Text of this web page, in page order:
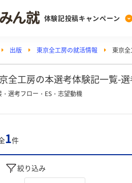
体験記投稿キャンペーン
Post
投稿する
ランキング
Vote
PickUp
注目の企業
出版 東京全工房の就活情報 東京
全工房の本選考体験記一覧-選
・選考フロー・ES・志望動機
1件
絞り込み